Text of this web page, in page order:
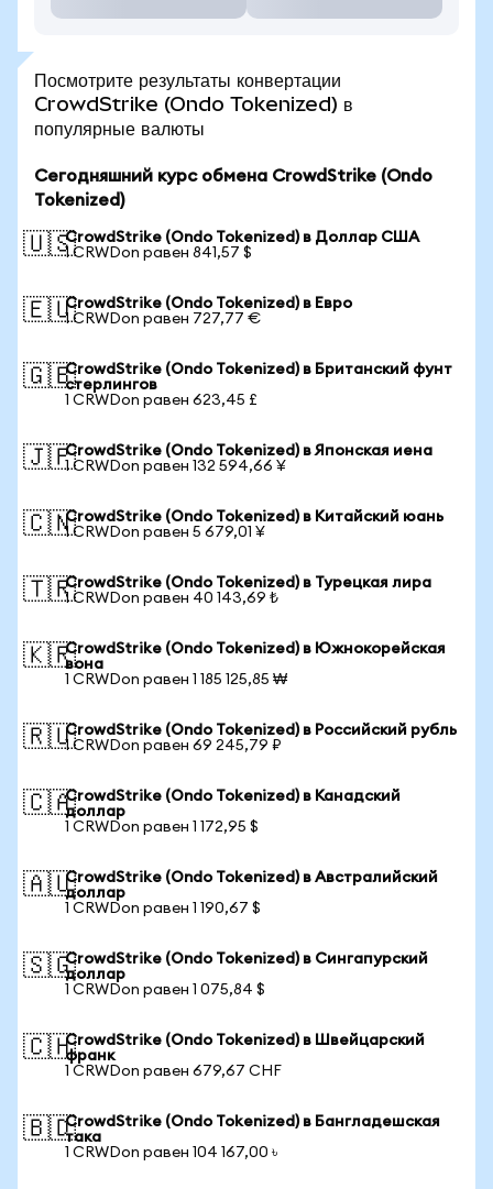
Посмотрите результаты конвертации
CrowdStrike (Ondo Tokenized) в
популярные валюты
Сегодняшний курс обмена CrowdStrike (Ondo
Tokenized)
🇺🇸CrowdStrike (Ondo Tokenized) в Доллар США
1 CRWDon равен 841,57 $
🇪🇺CrowdStrike (Ondo Tokenized) в Евро
1 CRWDon равен 727,77 €
🇬🇧CrowdStrike (Ondo Tokenized) в Британский фунт
стерлингов
1 CRWDon равен 623,45 £
🇯🇵CrowdStrike (Ondo Tokenized) в Японская иена
1 CRWDon равен 132 594,66 ¥
🇨🇳CrowdStrike (Ondo Tokenized) в Китайский юань
1 CRWDon равен 5 679,01 ¥
🇹🇷CrowdStrike (Ondo Tokenized) в Турецкая лира
1 CRWDon равен 40 143,69 ₺
🇰🇷CrowdStrike (Ondo Tokenized) в Южнокорейская
вона
1 CRWDon равен 1 185 125,85 ₩
🇷🇺CrowdStrike (Ondo Tokenized) в Российский рубль
1 CRWDon равен 69 245,79 ₽
🇨🇦CrowdStrike (Ondo Tokenized) в Канадский
доллар
1 CRWDon равен 1 172,95 $
🇦🇺CrowdStrike (Ondo Tokenized) в Австралийский
доллар
1 CRWDon равен 1 190,67 $
🇸🇬CrowdStrike (Ondo Tokenized) в Сингапурский
доллар
1 CRWDon равен 1 075,84 $
🇨🇭CrowdStrike (Ondo Tokenized) в Швейцарский
франк
1 CRWDon равен 679,67 CHF
🇧🇩CrowdStrike (Ondo Tokenized) в Бангладешская
така
1 CRWDon равен 104 167,00 ৳